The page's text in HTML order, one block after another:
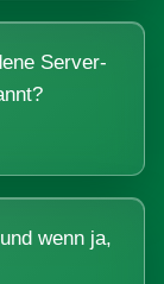
Server-
wenn ja,